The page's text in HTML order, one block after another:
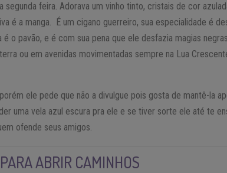
segunda feira. Adorava um vinho tinto, cristais de cor
é a manga. É um cigano guerreiro, sua especialidade é
é o pavão, e é com sua pena que ele desfazia magias
ou em avenidas movimentadas sempre na Lua
ele pede que não a divulgue pois gosta de mantê-la
uma vela azul escura pra ele e se tiver sorte ele até te
ofende seus amigos.
ABRIR CAMINHOS